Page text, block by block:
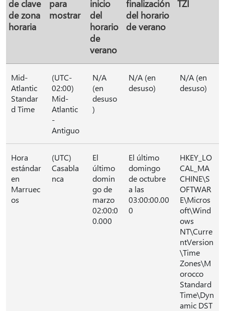
de clave
de zona
horaria
para
mostrar
inicio
del
horario
de
verano
finalización
del horario
de verano
TZI
Mid-
Atlantic
Standar
d Time
(UTC-
02:00)
Mid-
Atlantic
-
Antiguo
N/A
(en
desuso
)
N/A (en
desuso)
N/A (en
desuso)
Hora
estándar
en
Marruec
os
(UTC)
Casabla
nca
El
último
domin
go de
marzo
02:00:0
0.000
El último
domingo
de octubre
a las
03:00:00.00
0
HKEY_LO
CAL_MA
CHINE\S
OFTWAR
E\Micros
oft\Wind
ows
NT\Curre
ntVersion
\Time
Zones\M
orocco
Standard
Time\Dyn
amic DST